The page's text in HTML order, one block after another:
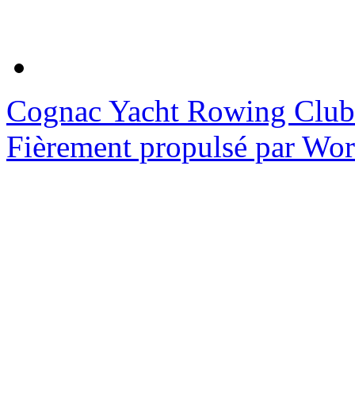
Cognac Yacht Rowing Club
Fièrement propulsé par